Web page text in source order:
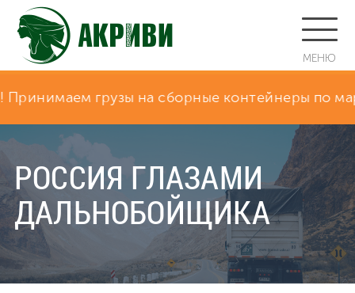
МЕНЮ
грузы на сборные контейнеры по
РОССИЯ ГЛАЗАМИ
ДАЛЬНОБОЙЩИКА